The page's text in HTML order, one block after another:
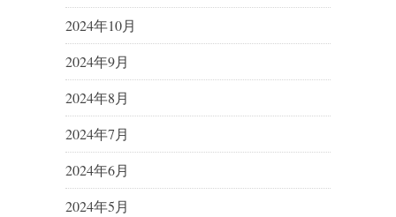
2024年10月
2024年9月
2024年8月
2024年7月
2024年6月
2024年5月